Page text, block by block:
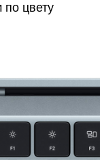
по цвету